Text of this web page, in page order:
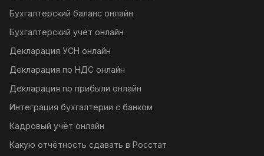
Бухгалтерский баланс онлайн
Бухгалтерский учёт онлайн
Декларация УСН онлайн
Декларация по НДС онлайн
Декларация по прибыли онлайн
Интеграция бухгалтерии с банком
Кадровый учёт онлайн
Какую отчётность сдавать в Росстат